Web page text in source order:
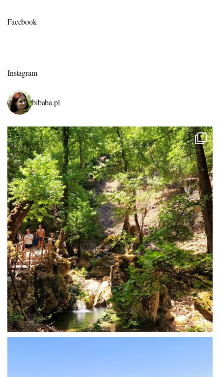
Facebook
Instagram
bibaba.pl